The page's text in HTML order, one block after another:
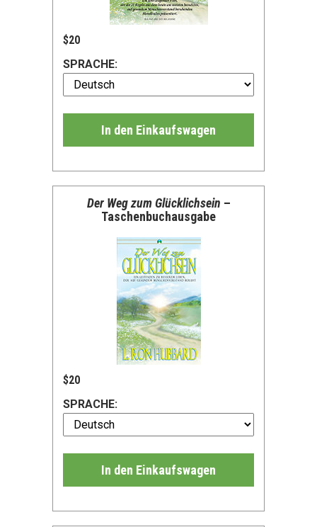
$20
SPRACHE:
In den Einkaufswagen
Der Weg zum Glücklichsein –
Taschenbuchausgabe
$20
SPRACHE:
In den Einkaufswagen